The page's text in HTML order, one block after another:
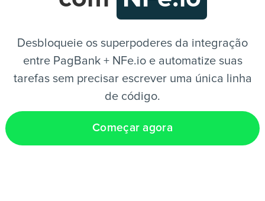
Desbloqueie os superpoderes da integração
entre PagBank + NFe.io e automatize suas
tarefas sem precisar escrever uma única linha
de código.
Começar agora